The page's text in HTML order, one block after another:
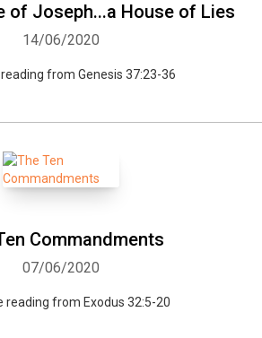
of Joseph...a House of Lies
14/06/2020
from Genesis 37:23-36
Commandments
07/06/2020
reading from Exodus 32:5-20